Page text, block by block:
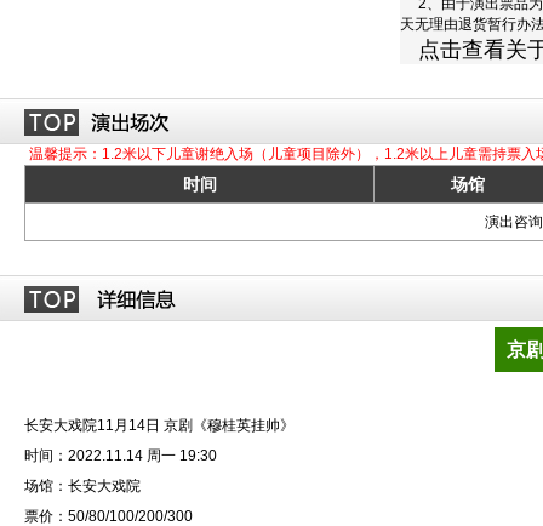
2、由于演出票品为
天无理由退货暂行办
点击查看关
温馨提示：1.2米以下儿童谢绝入场（儿童项目除外），1.2米以上儿童需持票入
时间 场馆
演出咨
京
长安大戏院11月14日 京剧《穆桂英挂帅》
时间：2022.11.14 周一 19:30
场馆：长安大戏院
票价：50/80/100/200/300